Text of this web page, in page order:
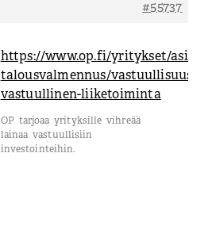
#55737
https://www.op.fi/yritykset/
talousvalmennus/vastuullisuus/
vastuullinen-liiketoiminta
OP tarjoaa yrityksille vihreää
lainaa vastuullisiin
investointeihin.